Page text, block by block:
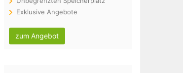
Exklusive Angebote
zum Angebot